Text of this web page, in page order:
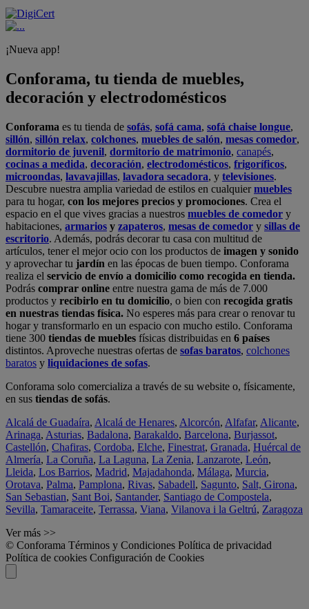
¡Nueva app!
Conforama, tu tienda de muebles,
decoración y electrodomésticos
Conforama es tu tienda de sofás, sofá cama, sofá chaise longue,
sillón, sillón relax, colchones, muebles de salón, mesas comedor,
dormitorio de juvenil, dormitorio de matrimonio, canapés,
cocinas a medida, decoración, electrodomésticos, frigoríficos,
microondas, lavavajillas, lavadora secadora, y televisiones.
Descubre nuestra amplia variedad de estilos en cualquiermuebles
para tu hogar, con los mejores precios y promociones. Crea el
espacio en el que vives gracias a nuestros muebles de comedor y
habitaciones, armarios y zapateros, mesas de comedor y sillas de
escritorio. Además, podrás decorar tu casa con multitud de
artículos, tener el mejor ocio con los productos de imagen y sonido
y aprovechar tu jardín en las épocas de buen tiempo. Conforama
realiza el servicio de envío a domicilio como recogida en tienda.
Podrás comprar online entre nuestra gama de más de 7.000
productos y recibirlo en tu domicilio, o bien con recogida gratis
en nuestras tiendas física. No esperes más para crear o renovar tu
hogar y transformarlo en un espacio con mucho estilo. Conforama
tiene 300 tiendas de muebles físicas distribuidas en 6 países
distintos. Aproveche nuestras ofertas de sofas baratos, colchones
baratos y liquidaciones de sofas.
Conforama solo comercializa a través de su website o, físicamente,
en sus tiendas de sofás.
Alcalá de Guadaíra, Alcalá de Henares, Alcorcón, Alfafar, Alicante,
Arinaga, Asturias, Badalona, Barakaldo, Barcelona, Burjassot,
Castellón, Chafiras, Cordoba, Elche, Finestrat, Granada, Huércal de
Almería, La Coruña, La Laguna, La Zenia, Lanzarote, León,
Lleida, Los Barrios, Madrid, Majadahonda, Málaga, Murcia,
Orotava, Palma, Pamplona, Rivas, Sabadell, Sagunto, Salt, Girona,
San Sebastian, Sant Boi, Santander, Santiago de Compostela,
Sevilla, Tamaraceite, Terrassa, Viana, Vilanova i la Geltrú, Zaragoza
Ver más >>
© Conforama Términos y Condiciones Política de privacidad
Política de cookies Configuración de Cookies